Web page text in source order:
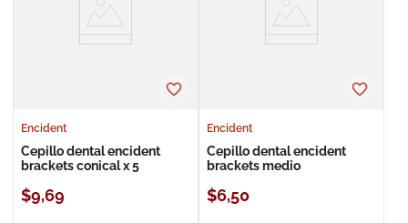
Encident
Cepillo dental encident
brackets conical x 5
$9,69
Encident
Cepillo dental encident
brackets medio
$6,50